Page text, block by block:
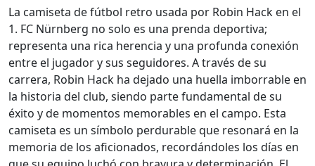
La camiseta de fútbol retro usada por Robin Hack en el
1. FC Nürnberg no solo es una prenda deportiva;
representa una rica herencia y una profunda conexión
entre el jugador y sus seguidores. A través de su
carrera, Robin Hack ha dejado una huella imborrable en
la historia del club, siendo parte fundamental de su
éxito y de momentos memorables en el campo. Esta
camiseta es un símbolo perdurable que resonará en la
memoria de los aficionados, recordándoles los días en